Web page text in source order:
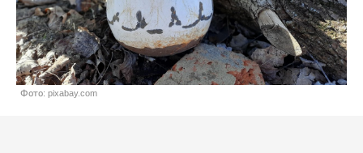
Фото: pixabay.com